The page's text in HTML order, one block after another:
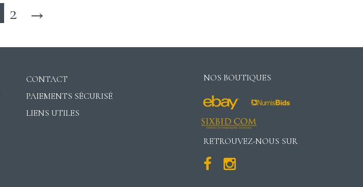
2 →
CONTACT
PAIEMENTS SÉCURISÉ
LIENS UTILES
NOS BOUTIQUES
RETROUVEZ-NOUS SUR